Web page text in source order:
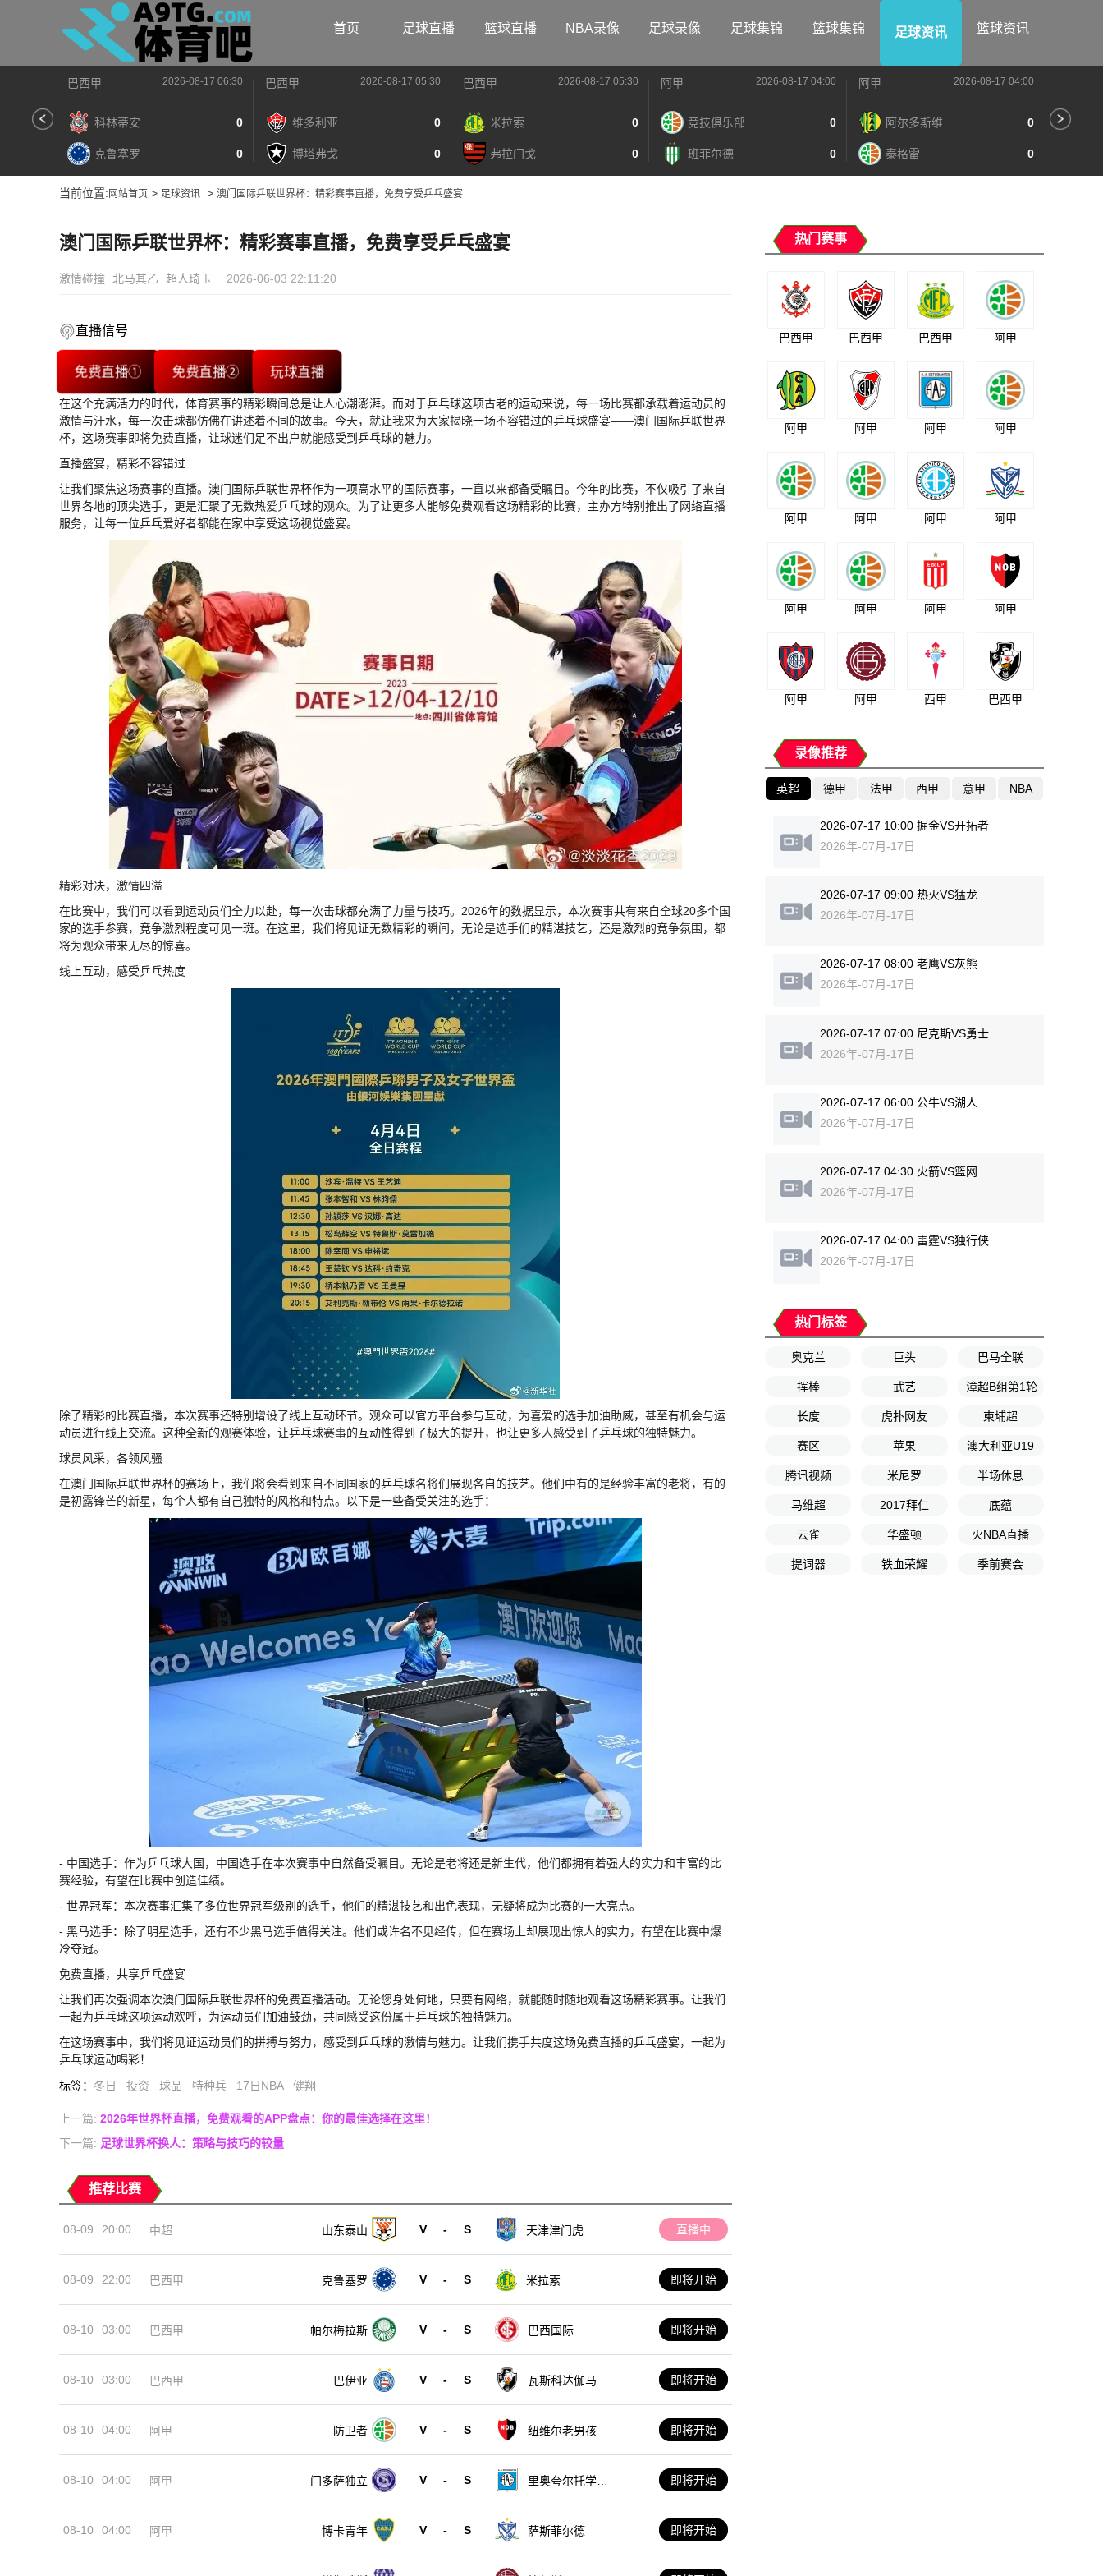
首页 足球直播 篮球直播 NBA录像 足球录像 足球集锦 篮球集锦 足球资讯 篮球资讯
巴西甲 2026-08-17 06:30
科林蒂安 0
克鲁塞罗 0
巴西甲 2026-08-17 05:30
维多利亚 0
博塔弗戈 0
巴西甲 2026-08-17 05:30
米拉索 0
弗拉门戈 0
阿甲 2026-08-17 04:00
竞技俱乐部 0
班菲尔德 0
阿甲 2026-08-17 04:00
阿尔多斯维 0
泰格雷 0
当前位置: 网站首页 > 足球资讯 > 澳门国际乒联世界杯：精彩赛事直播，免费享受乒乓盛宴
澳门国际乒联世界杯：精彩赛事直播，免费享受乒乓盛宴
激情碰撞 北马其乙 超人琦玉 2026-06-03 22:11:20
直播信号
免费直播① 免费直播② 玩球直播
在这个充满活力的时代，体育赛事的精彩瞬间总是让人心潮澎湃。而对于乒乓球这项古老的运动来说，每一场比赛都承载着运动员的
激情与汗水，每一次击球都仿佛在讲述着不同的故事。今天，就让我来为大家揭晓一场不容错过的乒乓球盛宴——澳门国际乒联世界
杯，这场赛事即将免费直播，让球迷们足不出户就能感受到乒乓球的魅力。
直播盛宴，精彩不容错过
让我们聚焦这场赛事的直播。澳门国际乒联世界杯作为一项高水平的国际赛事，一直以来都备受瞩目。今年的比赛，不仅吸引了来自
世界各地的顶尖选手，更是汇聚了无数热爱乒乓球的观众。为了让更多人能够免费观看这场精彩的比赛，主办方特别推出了网络直播
服务，让每一位乒乓爱好者都能在家中享受这场视觉盛宴。
精彩对决，激情四溢
在比赛中，我们可以看到运动员们全力以赴，每一次击球都充满了力量与技巧。2026年的数据显示，本次赛事共有来自全球20多个国
家的选手参赛，竞争激烈程度可见一斑。在这里，我们将见证无数精彩的瞬间，无论是选手们的精湛技艺，还是激烈的竞争氛围，都
将为观众带来无尽的惊喜。
线上互动，感受乒乓热度
除了精彩的比赛直播，本次赛事还特别增设了线上互动环节。观众可以官方平台参与互动，为喜爱的选手加油助威，甚至有机会与运
动员进行线上交流。这种全新的观赛体验，让乒乓球赛事的互动性得到了极大的提升，也让更多人感受到了乒乓球的独特魅力。
球员风采，各领风骚
在澳门国际乒联世界杯的赛场上，我们将会看到来自不同国家的乒乓球名将们展现各自的技艺。他们中有的是经验丰富的老将，有的
是初露锋芒的新星，每个人都有自己独特的风格和特点。以下是一些备受关注的选手：
- 中国选手：作为乒乓球大国，中国选手在本次赛事中自然备受瞩目。无论是老将还是新生代，他们都拥有着强大的实力和丰富的比
赛经验，有望在比赛中创造佳绩。
- 世界冠军：本次赛事汇集了多位世界冠军级别的选手，他们的精湛技艺和出色表现，无疑将成为比赛的一大亮点。
- 黑马选手：除了明星选手，还有不少黑马选手值得关注。他们或许名不见经传，但在赛场上却展现出惊人的实力，有望在比赛中爆
冷夺冠。
免费直播，共享乒乓盛宴
让我们再次强调本次澳门国际乒联世界杯的免费直播活动。无论您身处何地，只要有网络，就能随时随地观看这场精彩赛事。让我们
一起为乒乓球这项运动欢呼，为运动员们加油鼓劲，共同感受这份属于乒乓球的独特魅力。
在这场赛事中，我们将见证运动员们的拼搏与努力，感受到乒乓球的激情与魅力。让我们携手共度这场免费直播的乒乓盛宴，一起为
乒乓球运动喝彩！
标签： 冬日 投资 球品 特种兵 17日NBA 健翔
上一篇: 2026年世界杯直播，免费观看的APP盘点：你的最佳选择在这里！
下一篇: 足球世界杯换人：策略与技巧的较量
推荐比赛
08-09 20:00 中超 山东泰山 V - S 天津津门虎 直播中
08-09 22:00 巴西甲 克鲁塞罗 V - S 米拉索 即将开始
08-10 03:00 巴西甲 帕尔梅拉斯 V - S 巴西国际 即将开始
08-10 03:00 巴西甲 巴伊亚 V - S 瓦斯科达伽马 即将开始
08-10 04:00 阿甲 防卫者 V - S 纽维尔老男孩 即将开始
08-10 04:00 阿甲 门多萨独立 V - S
里奥夸尔托学生
即将开始
08-10 04:00 阿甲 博卡青年 V - S 萨斯菲尔德 即将开始
热门赛事
巴西甲 巴西甲 巴西甲 阿甲
阿甲 阿甲 阿甲 阿甲
阿甲 阿甲 阿甲 阿甲
阿甲 阿甲 阿甲 阿甲
阿甲 阿甲 西甲 巴西甲
录像推荐
英超 德甲 法甲 西甲 意甲 NBA
2026-07-17 10:00 掘金VS开拓者
2026年-07月-17日
2026-07-17 09:00 热火VS猛龙
2026年-07月-17日
2026-07-17 08:00 老鹰VS灰熊
2026年-07月-17日
2026-07-17 07:00 尼克斯VS勇士
2026年-07月-17日
2026-07-17 06:00 公牛VS湖人
2026年-07月-17日
2026-07-17 04:30 火箭VS篮网
2026年-07月-17日
2026-07-17 04:00 雷霆VS独行侠
2026年-07月-17日
热门标签
奥克兰 巨头 巴马全联
挥棒 武艺 漳超B组第1轮
长度 虎扑网友 柬埔超
赛区 苹果 澳大利亚U19
腾讯视频 米尼罗 半场休息
马维超 2017拜仁 底蕴
云雀 华盛顿 火NBA直播
提词器 铁血荣耀 季前赛会